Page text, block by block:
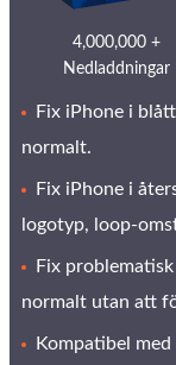
4,000,000 +
Nedladdningar
Fix iPhone i
normalt.
Fix iPhone i
logotyp, loop-
Fix
normalt utan att
Kompatibel